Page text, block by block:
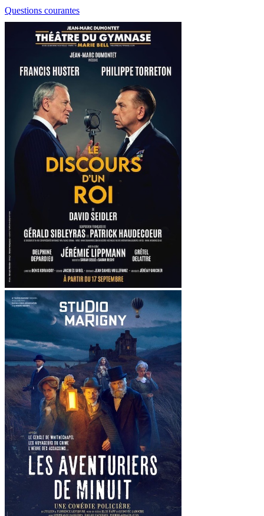
Questions courantes